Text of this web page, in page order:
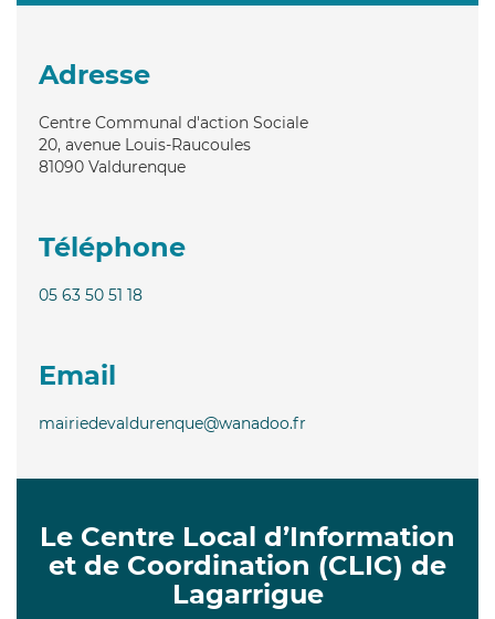
Adresse
Centre Communal d'action Sociale
20, avenue Louis-Raucoules
81090 Valdurenque
Téléphone
05 63 50 51 18
Email
mairiedevaldurenque@wanadoo.fr
Le Centre Local d’Information
et de Coordination (CLIC) de
Lagarrigue